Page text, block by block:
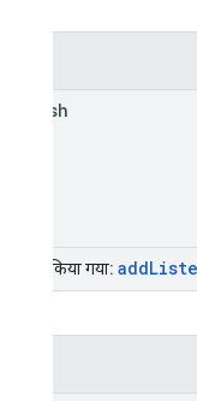
refresh
इनहेरिट किया गया: add